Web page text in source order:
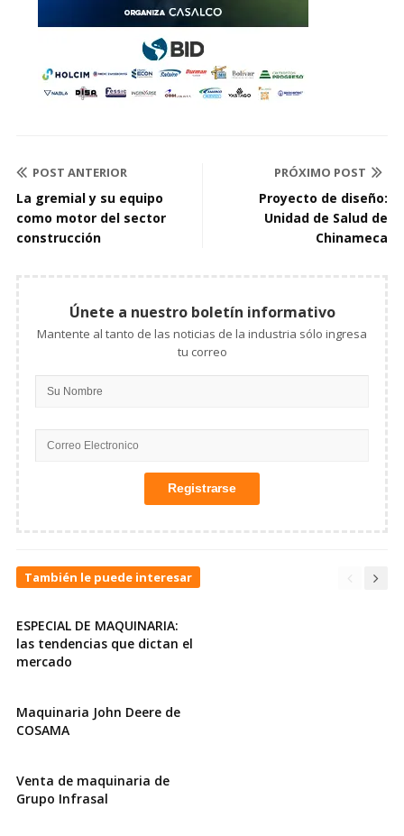
POST ANTERIOR
La gremial y su equipo
como motor del sector
construcción
PRÓXIMO POST
Proyecto de diseño:
Unidad de Salud de
Chinameca
Únete a nuestro boletín informativo
Mantente al tanto de las noticias de la industria sólo ingresa
tu correo
También le puede interesar
ESPECIAL DE MAQUINARIA:
las tendencias que dictan el
mercado
Maquinaria John Deere de
COSAMA
Venta de maquinaria de
Grupo Infrasal